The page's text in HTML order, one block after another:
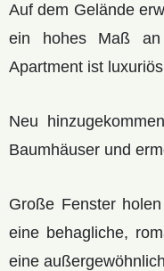
Auf dem Gelände
ein hohes Maß an
Apartment ist
Neu
Baumhäuser und
Große Fenster
eine behagliche,
eine